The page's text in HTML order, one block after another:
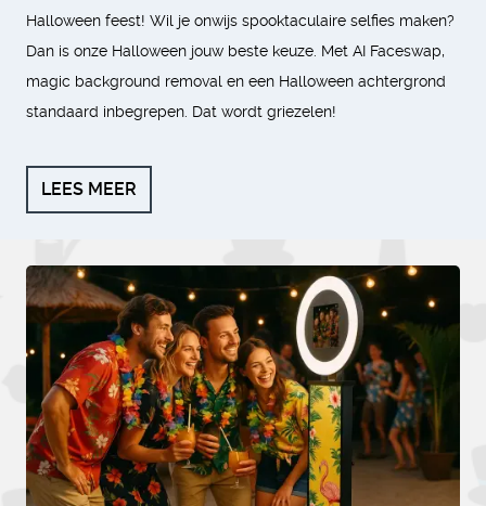
Halloween feest! Wil je onwijs spooktaculaire selfies maken?
Dan is onze Halloween jouw beste keuze. Met AI Faceswap,
magic background removal en een Halloween achtergrond
standaard inbegrepen. Dat wordt griezelen!
LEES MEER